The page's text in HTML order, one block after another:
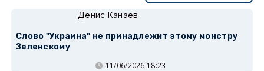
Денис Канаев
Слово "Украина" не принадлежит этому монстру
Зеленскому
11/06/2026 18:23